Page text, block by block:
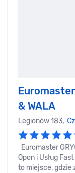
Euromaster
& WALA
Legionów 183,
Euromaster
Opon i Usług
to miejsce, gdzie